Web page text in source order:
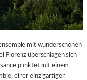
mit wunderschönen
Florenz überschlagen sich
punktet mit einem
einer einzigartigen